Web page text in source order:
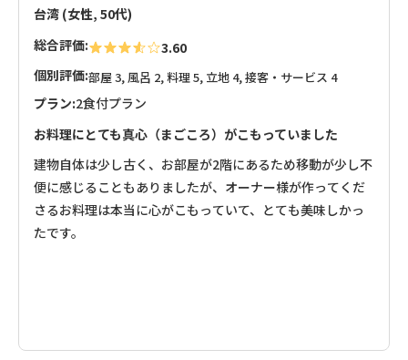
台湾 (女性, 50代)
総合評価:
3.60
個別評価:部屋 3, 風呂 2, 料理 5, 立地 4, 接客・サービス 4
プラン:2食付プラン
お料理にとても真心（まごころ）がこもっていました
建物自体は少し古く、お部屋が2階にあるため移動が少し不
便に感じることもありましたが、オーナー様が作ってくだ
さるお料理は本当に心がこもっていて、とても美味しかっ
たです。